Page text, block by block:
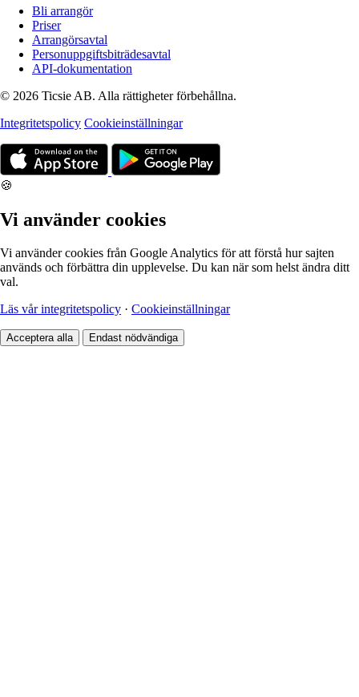
Bli arrangör
Priser
Arrangörsavtal
Personuppgiftsbiträdesavtal
API-dokumentation
© 2026 Ticsie AB. Alla rättigheter förbehållna.
Integritetspolicy Cookieinställningar
🍪
Vi använder cookies
Vi använder cookies från Google Analytics för att förstå hur sajten
används och förbättra din upplevelse. Du kan när som helst ändra ditt
val.
Läs vår integritetspolicy · Cookieinställningar
Acceptera alla Endast nödvändiga